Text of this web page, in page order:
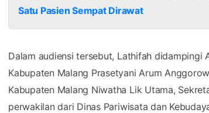
Satu Pasien Sempat Dirawat
Dalam audiensi tersebut, Lathifah didampingi
Kabupaten Malang Prasetyani Arum
Kabupaten Malang Niwatha Lik Utama,
perwakilan dari Dinas Pariwisata dan